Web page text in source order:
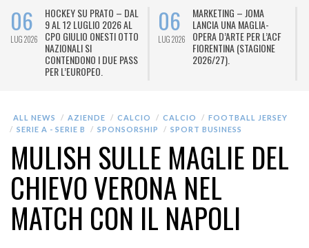
06
LUG 2026
HOCKEY SU PRATO – DAL
9 AL 12 LUGLIO 2026 AL
CPO GIULIO ONESTI OTTO
NAZIONALI SI
CONTENDONO I DUE PASS
PER L’EUROPEO.
06
LUG 2026
MARKETING – JOMA
LANCIA UNA MAGLIA-
OPERA D’ARTE PER L’ACF
FIORENTINA (STAGIONE
2026/27).
ALL NEWS AZIENDE CALCIO CALCIO
FOOTBALL JERSEY
SERIE A - SERIE B
SPONSORSHIP SPORT BUSINESS
MULISH SULLE MAGLIE DEL
CHIEVO VERONA NEL
MATCH CON IL NAPOLI